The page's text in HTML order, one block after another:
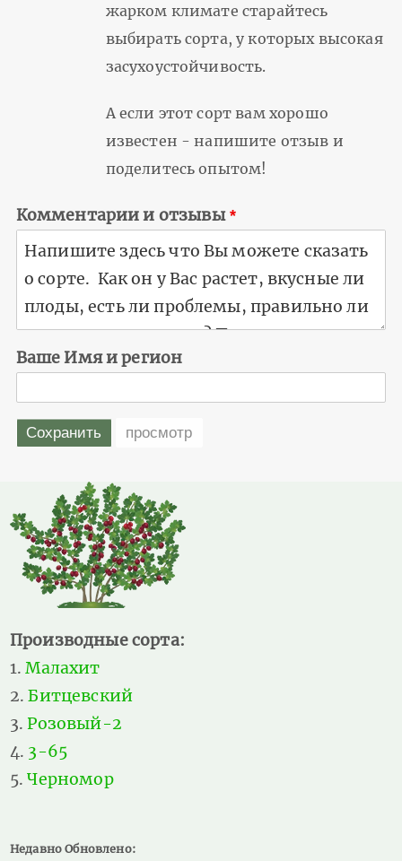
жарком климате старайтесь
выбирать сорта, у которых высокая
засухоустойчивость.
А если этот сорт вам хорошо
известен - напишите отзыв и
поделитесь опытом!
Комментарии и отзывы
Ваше Имя и регион
Производные сорта:
Малахит
Битцевский
Розовый-2
3-65
Черномор
Недавно Обновлено: